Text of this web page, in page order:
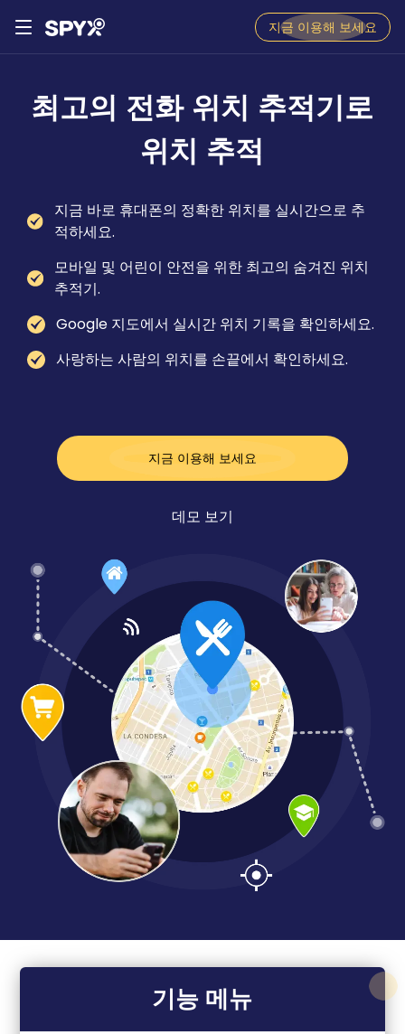
지금 이용해 보세요
최고의 전화 위치 추적기로
위치 추적
지금 바로 휴대폰의 정확한 위치를 실시간으로 추
적하세요.
모바일 및 어린이 안전을 위한 최고의 숨겨진 위치
추적기.
Google 지도에서 실시간 위치 기록을 확인하세요.
사랑하는 사람의 위치를 ​​손끝에서 확인하세요.
지금 이용해 보세요
데모 보기
기능 메뉴